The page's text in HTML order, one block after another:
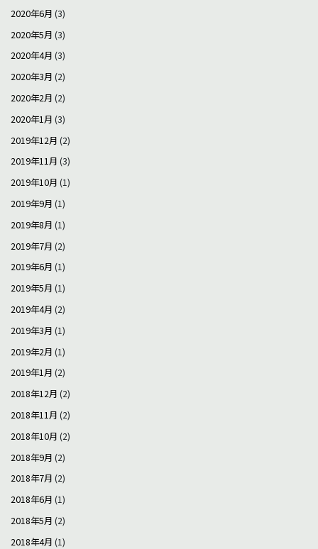
2020年6月 (3)
2020年5月 (3)
2020年4月 (3)
2020年3月 (2)
2020年2月 (2)
2020年1月 (3)
2019年12月 (2)
2019年11月 (3)
2019年10月 (1)
2019年9月 (1)
2019年8月 (1)
2019年7月 (2)
2019年6月 (1)
2019年5月 (1)
2019年4月 (2)
2019年3月 (1)
2019年2月 (1)
2019年1月 (2)
2018年12月 (2)
2018年11月 (2)
2018年10月 (2)
2018年9月 (2)
2018年7月 (2)
2018年6月 (1)
2018年5月 (2)
2018年4月 (1)